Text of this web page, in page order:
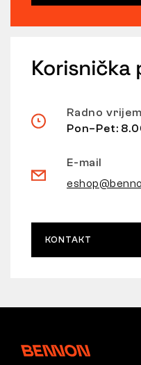
Korisnička
Radno
Pon–Pet:
E-mail
KONTAKT